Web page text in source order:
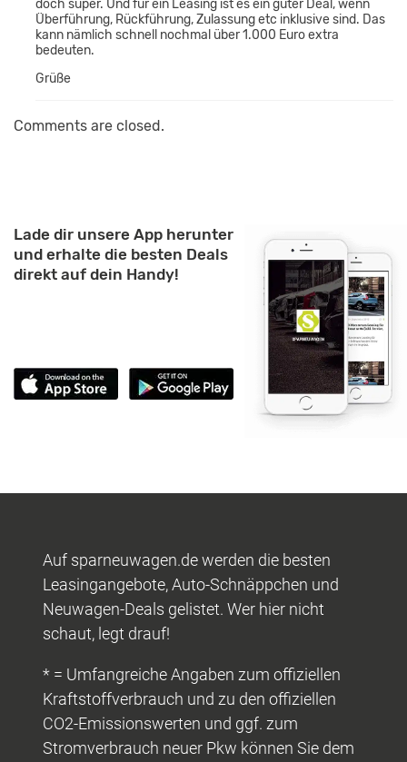
doch super. Und für ein Leasing ist es ein guter Deal, wenn
Überführung, Rückführung, Zulassung etc inklusive sind. Das
kann nämlich schnell nochmal über 1.000 Euro extra
bedeuten.
Grüße
Comments are closed.
Lade dir unsere App herunter
und erhalte die besten Deals
direkt auf dein Handy!
Auf sparneuwagen.de werden die besten
Leasingangebote, Auto-Schnäppchen und
Neuwagen-Deals gelistet. Wer hier nicht
schaut, legt drauf!
* = Umfangreiche Angaben zum offiziellen
Kraftstoffverbrauch und zu den offiziellen
CO2-Emissionswerten und ggf. zum
Stromverbrauch neuer Pkw können Sie dem